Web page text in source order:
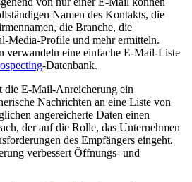
Namen des Kontakts, die
die Branche, die
Media-Profile und mehr ermitteln.
verwandeln eine einfache E-Mail-Liste
-Datenbank.
die E-Mail-Anreicherung ein
Nachrichten an eine Liste von
angereicherte Daten einen
der auf die Rolle, das Unternehmen
des Empfängers eingeht.
verbessert Öffnungs- und